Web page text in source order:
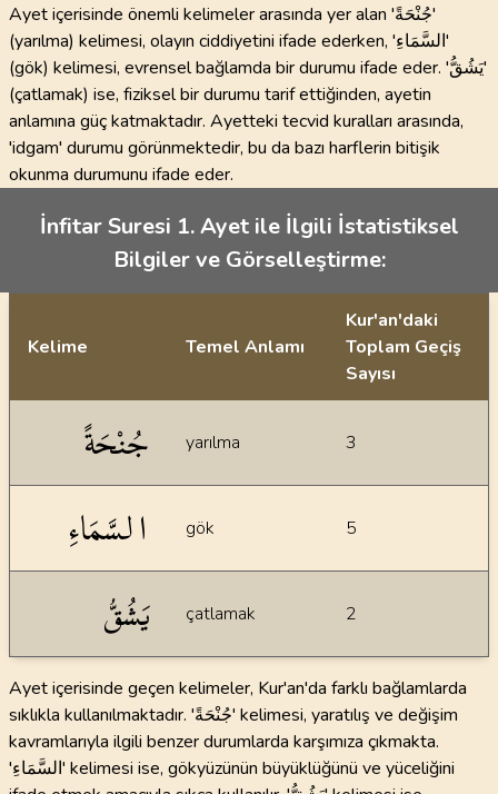
Ayet içerisinde önemli kelimeler arasında yer alan 'جُنْحَةً'
(yarılma) kelimesi, olayın ciddiyetini ifade ederken, 'السَّمَاءِ'
(gök) kelimesi, evrensel bağlamda bir durumu ifade eder. 'يَشُقُّ'
(çatlamak) ise, fiziksel bir durumu tarif ettiğinden, ayetin
anlamına güç katmaktadır. Ayetteki tecvid kuralları arasında,
'idgam' durumu görünmektedir, bu da bazı harflerin bitişik
okunma durumunu ifade eder.
İnfitar Suresi 1. Ayet ile İlgili İstatistiksel
Bilgiler ve Görselleştirme:
Kelime Temel Anlamı
Kur'an'daki
Toplam Geçiş
Sayısı
جُنْحَةً yarılma 3
السَّمَاءِ gök 5
يَشُقُّ çatlamak 2
Ayet içerisinde geçen kelimeler, Kur'an'da farklı bağlamlarda
sıklıkla kullanılmaktadır. 'جُنْحَةً' kelimesi, yaratılış ve değişim
kavramlarıyla ilgili benzer durumlarda karşımıza çıkmakta.
'السَّمَاءِ' kelimesi ise, gökyüzünün büyüklüğünü ve yüceliğini